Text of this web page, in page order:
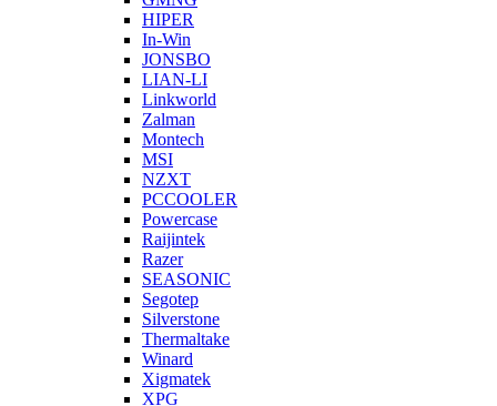
HIPER
In-Win
JONSBO
LIAN-LI
Linkworld
Zalman
Montech
MSI
NZXT
PCCOOLER
Powercase
Raijintek
Razer
SEASONIC
Segotep
Silverstone
Thermaltake
Winard
Xigmatek
XPG